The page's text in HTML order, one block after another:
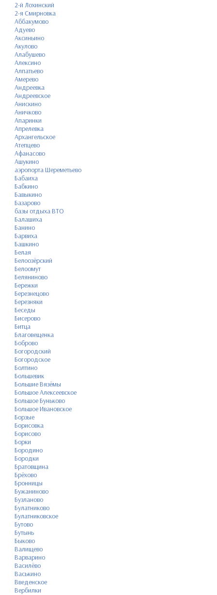
2-й Лохинский
2-я Смирновка
Аббакумово
Адуево
Аксиньино
Акулово
Алабушево
Алексино
Алпатьево
Амерево
Андреевка
Андреевское
Анискино
Аничково
Апаринки
Апрелевка
Архангельское
Атепцево
Афанасово
Ашукино
аэропорта Шереметьево
Бабаиха
Бабкино
Бавыкино
Базарово
базы отдыха ВТО
Балашиха
Банино
Барвиха
Башкино
Белая
Белоозёрский
Белоомут
Беляниново
Бережки
Березнецово
Березняки
Беседы
Бисерово
Битца
Благовещенка
Боброво
Богородский
Богородское
Болтино
Большевик
Большие Вязёмы
Большое Алексеевское
Большое Буньково
Большое Ивановское
Борзые
Борисовка
Борисово
Борки
Бородино
Бородки
Братовщина
Брёхово
Бронницы
Бужаниново
Бузланово
Булатниково
Булатниковское
Бутово
Бутынь
Быково
Валищево
Варварино
Василёво
Васькино
Введенское
Вербилки